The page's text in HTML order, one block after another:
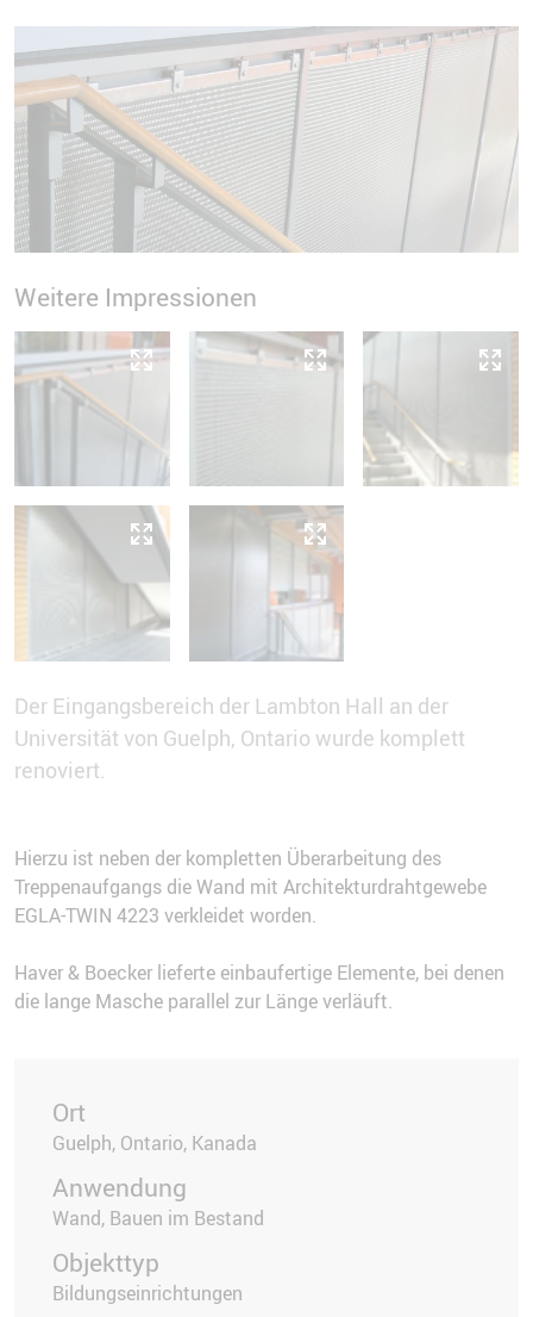
Weitere Impressionen
Der Eingangsbereich der Lambton Hall an der
Universität von Guelph, Ontario wurde komplett
renoviert.
Hierzu ist neben der kompletten Überarbeitung des
Treppenaufgangs die Wand mit Architekturdrahtgewebe
EGLA-TWIN 4223 verkleidet worden.
Haver & Boecker lieferte einbaufertige Elemente, bei denen
die lange Masche parallel zur Länge verläuft.
Ort
Guelph, Ontario, Kanada
Anwendung
Wand, Bauen im Bestand
Objekttyp
Bildungseinrichtungen